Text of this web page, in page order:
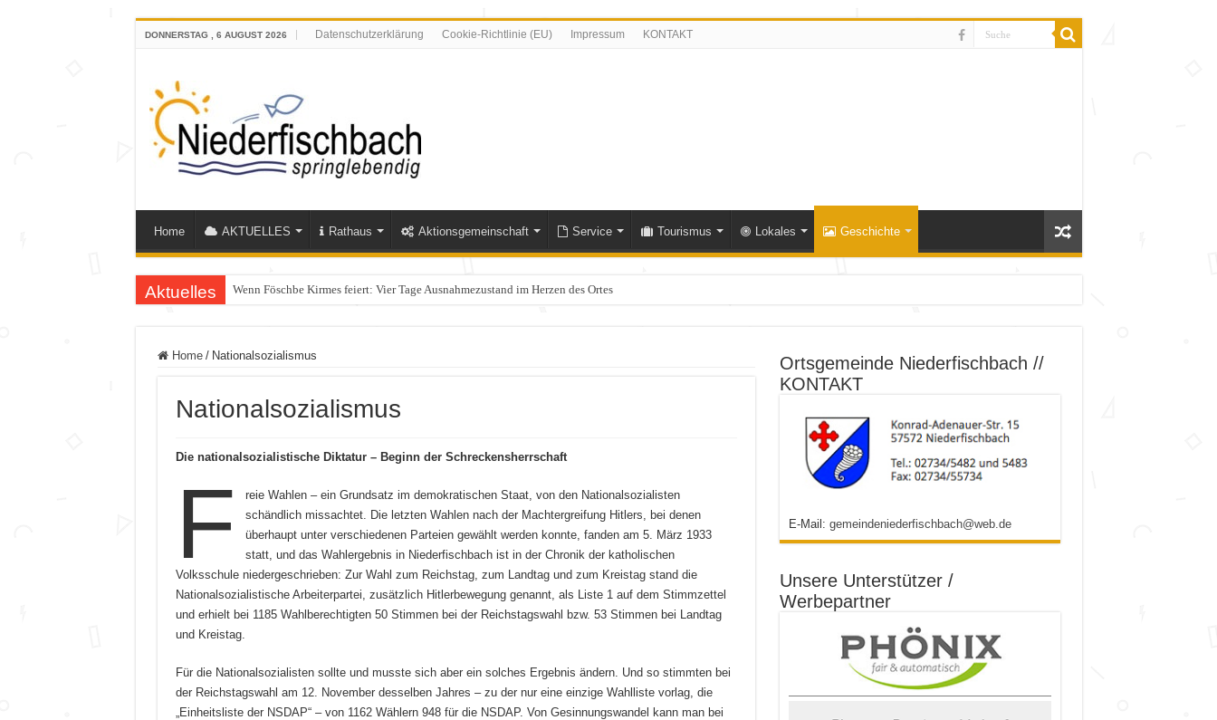
DONNERSTAG , 6 AUGUST 2026 Datenschutzerklärung Cookie-Richtlinie (EU) Impressum KONTAKT
Home AKTUELLES Rathaus Aktionsgemeinschaft Service Tourismus Lokales Geschichte
Aktuelles Wenn Föschbe Kirmes feiert: Vier Tage Ausnahmezustand im Herzen des Ortes
Polizeieinsatz nach Verkehrskontrolle im Bereich Niederfischbach – Zeugen gesucht
Home / Nationalsozialismus
Nationalsozialismus
Die nationalsozialistische Diktatur – Beginn der Schreckensherrschaft
F
reie Wahlen – ein Grundsatz im demokratischen Staat, von den Nationalsozialisten
schändlich missachtet. Die letzten Wahlen nach der Machtergreifung Hitlers, bei denen
überhaupt unter verschiedenen Parteien gewählt werden konnte, fanden am 5. März 1933
statt, und das Wahlergebnis in Niederfischbach ist in der Chronik der katholischen
Volksschule niedergeschrieben: Zur Wahl zum Reichstag, zum Landtag und zum Kreistag stand die
Nationalsozialistische Arbeiterpartei, zusätzlich Hitlerbewegung genannt, als Liste 1 auf dem Stimmzettel
und erhielt bei 1185 Wahlberechtigten 50 Stimmen bei der Reichstagswahl bzw. 53 Stimmen bei Landtag
und Kreistag.
Für die Nationalsozialisten sollte und musste sich aber ein solches Ergebnis ändern. Und so stimmten bei
der Reichstagswahl am 12. November desselben Jahres – zu der nur eine einzige Wahlliste vorlag, die
„Einheitsliste der NSDAP“ – von 1162 Wählern 948 für die NSDAP. Von Gesinnungswandel kann man bei
Ortsgemeinde Niederfischbach //
KONTAKT
E-Mail: gemeindeniederfischbach@web.de
Unsere Unterstützer /
Werbepartner